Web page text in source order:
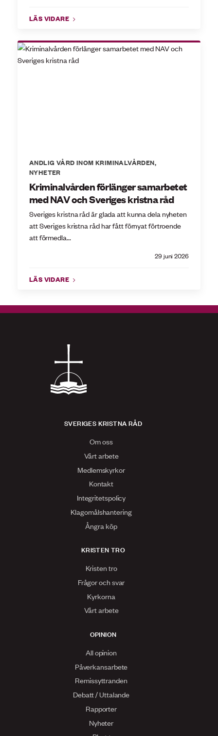
LÄS VIDARE
ANDLIG VÅRD INOM KRIMINALVÅRDEN,
NYHETER
Kriminalvården förlänger samarbetet
med NAV och Sveriges kristna råd
29 juni 2026
Sveriges kristna råd är glada att kunna dela nyheten
att Sveriges kristna råd har fått förnyat förtroende
att förmedla...
LÄS VIDARE
SVERIGES KRISTNA RÅD
Om oss
Vårt arbete
Medlemskyrkor
Kontakt
Integritetspolicy
Klagomålshantering
Ångra köp
KRISTEN TRO
Kristen tro
Frågor och svar
Kyrkorna
Vårt arbete
OPINION
All opinion
Påverkansarbete
Remissyttranden
Debatt / Uttalande
Rapporter
Nyheter